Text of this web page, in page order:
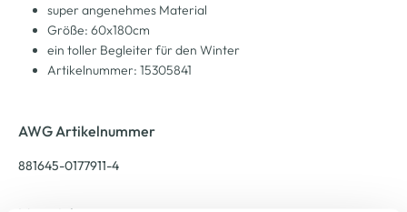
super angenehmes Material
Größe: 60x180cm
ein toller Begleiter für den Winter
Artikelnummer: 15305841
AWG Artikelnummer
881645-0177911-4